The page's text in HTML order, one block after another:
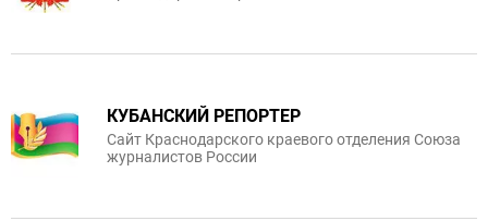
КУБАНСКИЙ РЕПОРТЕР
Сайт Краснодарского краевого отделения Союза
журналистов России